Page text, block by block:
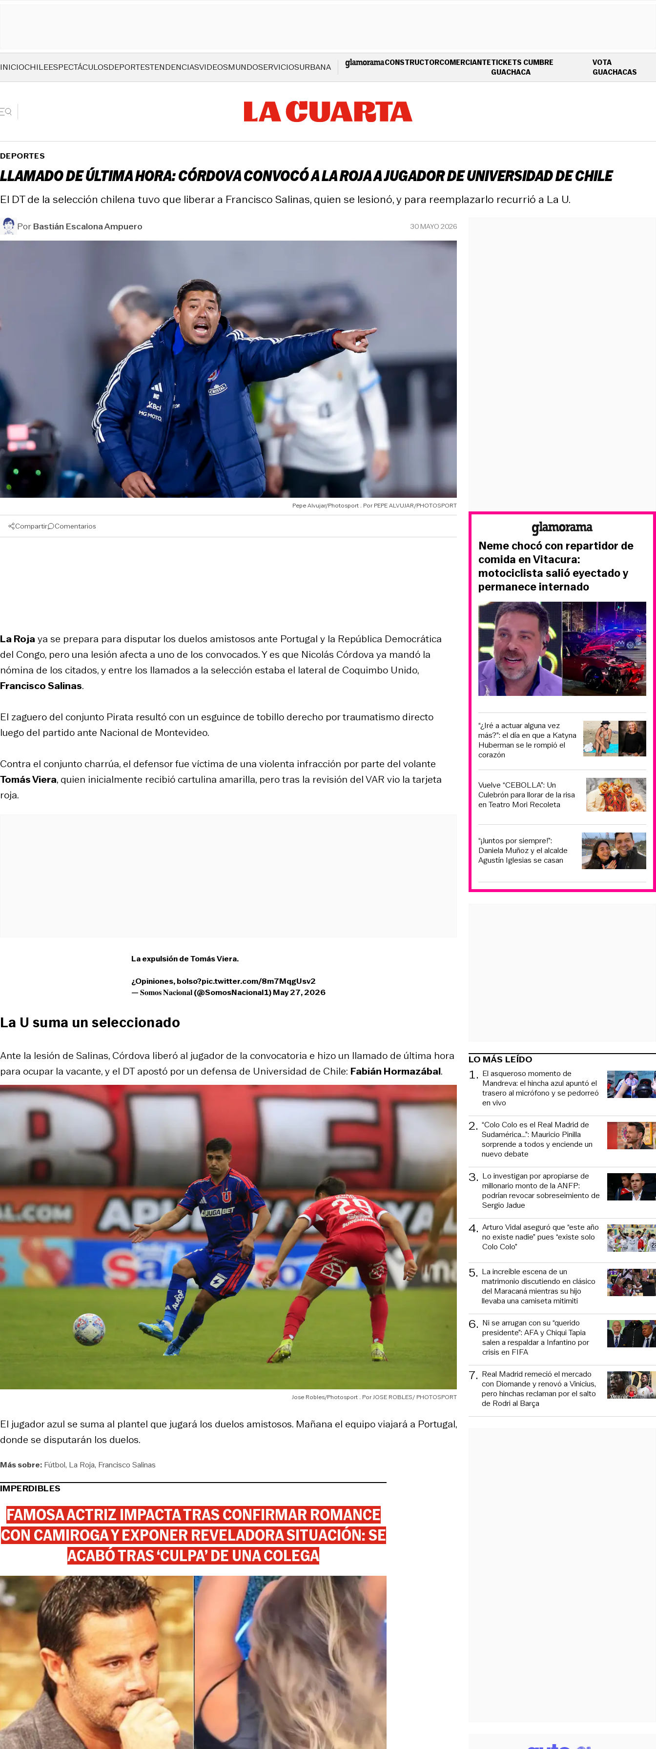
INICIOCHILEESPECTÁCULOSDEPORTESTENDENCIASVIDEOSMUNDOSERVICIOSURBANA CONSTRUCTORCOMERCIANTETICKETS CUMBRE
GUACHACAOPENS IN NEW WINDOW
VOTA
GUACHACAS
DEPORTES
LLAMADO DE ÚLTIMA HORA: CÓRDOVA CONVOCÓ A LA ROJA A JUGADOR DE UNIVERSIDAD DE CHILE
El DT de la selección chilena tuvo que liberar a Francisco Salinas, quien se lesionó, y para reemplazarlo recurrió a La U.
PorBastián Escalona Ampuero 30 MAYO 2026
Pepe Alvujar/Photosport PEPE ALVUJAR/PHOTOSPORT
Compartir Comentarios
La Rojaya se prepara para disputar los duelos amistosos ante Portugal y la República Democrática
del Congo, pero una lesión afecta a uno de los convocados. Y es que Nicolás Córdova ya mandó la
nómina de los citados, y entre los llamados a la selección estaba el lateral de Coquimbo Unido,
Francisco Salinas.
El zaguero del conjunto Pirata resultó con un esguince de tobillo derecho por traumatismo directo
luego del partido ante Nacional de Montevideo.
Contra el conjunto charrúa, el defensor fue víctima de una violenta infracción por parte del volante
Tomás Viera, quien inicialmente recibió cartulina amarilla, pero tras la revisión del VAR vio la tarjeta
roja.
La expulsión de Tomás Viera.
¿Opiniones, bolso?pic.twitter.com/8m7MqgUsv2
— 𝐒𝐨𝐦𝐨𝐬 𝐍𝐚𝐜𝐢𝐨𝐧𝐚𝐥 (@SomosNacional1)May 27, 2026
La U suma un seleccionado
Ante la lesión de Salinas, Córdova liberó al jugador de la convocatoria e hizo un llamado de última hora
para ocupar la vacante, y el DT apostó por un defensa de Universidad de Chile: Fabián Hormazábal.
Jose Robles/Photosport JOSE ROBLES/ PHOTOSPORT
El jugador azul se suma al plantel que jugará los duelos amistosos. Mañana el equipo viajará a Portugal,
donde se disputarán los duelos.
Más sobre: Fútbol La Roja Francisco Salinas
IMPERDIBLES
FAMOSA ACTRIZ IMPACTA TRAS CONFIRMAR ROMANCE
CON CAMIROGA Y EXPONER REVELADORA SITUACIÓN: SE
ACABÓ TRAS ‘CULPA’ DE UNA COLEGA
Neme chocó con repartidor de
comida en Vitacura:
motociclista salió eyectado y
permanece internado
“¿Iré a actuar alguna vez
más?”: el día en que a Katyna
Huberman se le rompió el
corazón
Vuelve “CEBOLLA”: Un
Culebrón para llorar de la risa
en Teatro Mori Recoleta
“¡Juntos por siempre!”:
Daniela Muñoz y el alcalde
Agustín Iglesias se casan
LO MÁS LEÍDO
1. El asqueroso momento de
Mandreva: el hincha azul apuntó el
trasero al micrófono y se pedorreó
en vivo
2. “Colo Colo es el Real Madrid de
Sudamérica…”: Mauricio Pinilla
sorprende a todos y enciende un
nuevo debate
3. Lo investigan por apropiarse de
millonario monto de la ANFP:
podrían revocar sobreseimiento de
Sergio Jadue
4. Arturo Vidal aseguró que “este año
no existe nadie” pues “existe solo
Colo Colo”
5. La increíble escena de un
matrimonio discutiendo en clásico
del Maracaná mientras su hijo
llevaba una camiseta mitimiti
6. Ni se arrugan con su “querido
presidente”: AFA y Chiqui Tapia
salen a respaldar a Infantino por
crisis en FIFA
7. Real Madrid remeció el mercado
con Diomande y renovó a Vinicius,
pero hinchas reclaman por el salto
de Rodri al Barça